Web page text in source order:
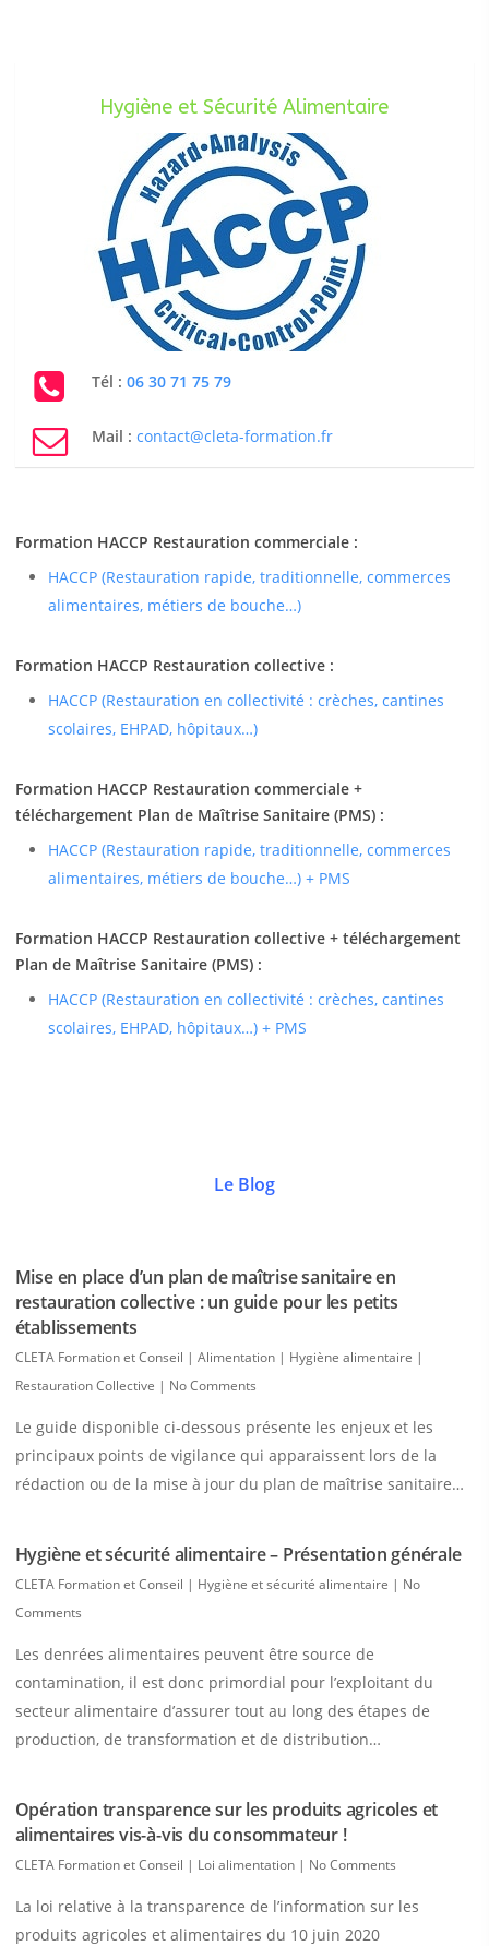
Hygiène et Sécurité Alimentaire
Tél : 06 30 71 75 79
Mail : contact@cleta-formation.fr
Formation HACCP Restauration commerciale :
HACCP (Restauration rapide, traditionnelle, commerces
alimentaires, métiers de bouche…)
Formation HACCP Restauration collective :
HACCP (Restauration en collectivité : crèches, cantines
scolaires, EHPAD, hôpitaux…)
Formation HACCP Restauration commerciale +
téléchargement Plan de Maîtrise Sanitaire (PMS) :
HACCP (Restauration rapide, traditionnelle, commerces
alimentaires, métiers de bouche…) + PMS
Formation HACCP Restauration collective + téléchargement
Plan de Maîtrise Sanitaire (PMS) :
HACCP (Restauration en collectivité : crèches, cantines
scolaires, EHPAD, hôpitaux…) + PMS
Le Blog
Mise en place d’un plan de maîtrise sanitaire en
restauration collective : un guide pour les petits
établissements
CLETA Formation et Conseil | Alimentation | Hygiène alimentaire |
Restauration Collective | No Comments
Le guide disponible ci-dessous présente les enjeux et les
principaux points de vigilance qui apparaissent lors de la
rédaction ou de la mise à jour du plan de maîtrise sanitaire…
Hygiène et sécurité alimentaire – Présentation générale
CLETA Formation et Conseil | Hygiène et sécurité alimentaire | No
Comments
Les denrées alimentaires peuvent être source de
contamination, il est donc primordial pour l’exploitant du
secteur alimentaire d’assurer tout au long des étapes de
production, de transformation et de distribution…
Opération transparence sur les produits agricoles et
alimentaires vis-à-vis du consommateur !
CLETA Formation et Conseil | Loi alimentation | No Comments
La loi relative à la transparence de l’information sur les
produits agricoles et alimentaires du 10 juin 2020